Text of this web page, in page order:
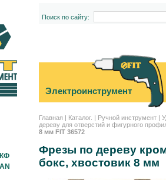
Поиск по сайту:
Электроинструмент
Главная | Каталог. | Ручной инструмент |
дереву для отверстий и фигурного
8 мм FIT 36572
Фрезы по дереву
бокс, хвостовик 8 мм